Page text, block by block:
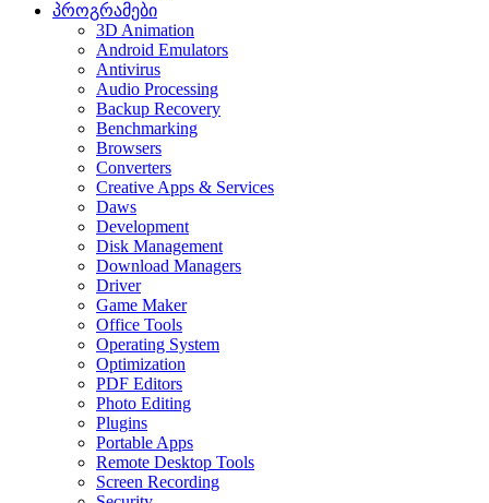
პროგრამები
3D Animation
Android Emulators
Antivirus
Audio Processing
Backup Recovery
Benchmarking
Browsers
Converters
Creative Apps & Services
Daws
Development
Disk Management
Download Managers
Driver
Game Maker
Office Tools
Operating System
Optimization
PDF Editors
Photo Editing
Plugins
Portable Apps
Remote Desktop Tools
Screen Recording